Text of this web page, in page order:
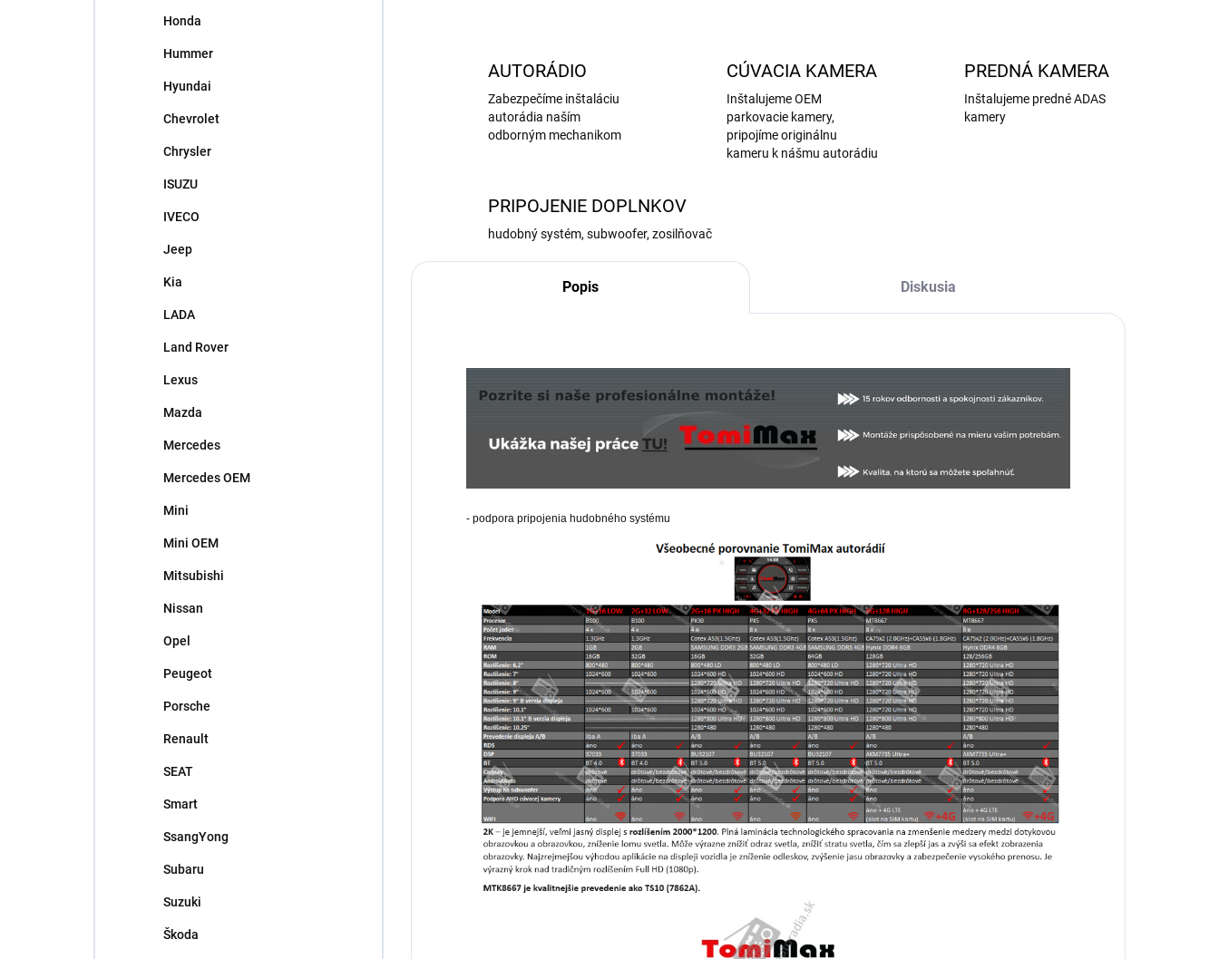
Honda
Hummer
Hyundai
Chevrolet
Chrysler
ISUZU
IVECO
Jeep
Kia
LADA
Land Rover
Lexus
Mazda
Mercedes
Mercedes OEM
Mini
Mini OEM
Mitsubishi
Nissan
Opel
Peugeot
Porsche
Renault
SEAT
Smart
SsangYong
Subaru
Suzuki
Škoda
AUTORÁDIO
Zabezpečíme inštaláciu
autorádia naším
odborným mechanikom
CÚVACIA KAMERA
Inštalujeme OEM
parkovacie kamery,
pripojíme originálnu
kameru k nášmu autorádiu
PREDNÁ KAMERA
Inštalujeme predné ADAS
kamery
PRIPOJENIE DOPLNKOV
hudobný systém, subwoofer, zosilňovač
Popis Diskusia
- podpora pripojenia hudobného systému